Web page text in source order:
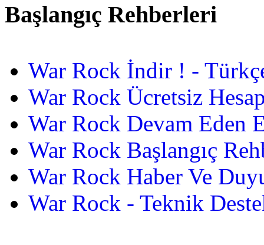
Başlangıç Rehberleri
War Rock İndir ! -
War Rock Ücretsiz
War Rock Devam Eden
War Rock Başlangıç
War Rock Haber Ve
War Rock - Teknik